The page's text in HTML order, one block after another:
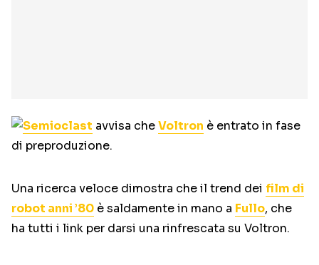
Semioclast avvisa cheVoltron è entrato in fase
di preproduzione.
Una ricerca veloce dimostra che il trend dei film di
robot anni ’80 è saldamente in mano a Fullo, che
ha tutti i link per darsi una rinfrescata su Voltron.